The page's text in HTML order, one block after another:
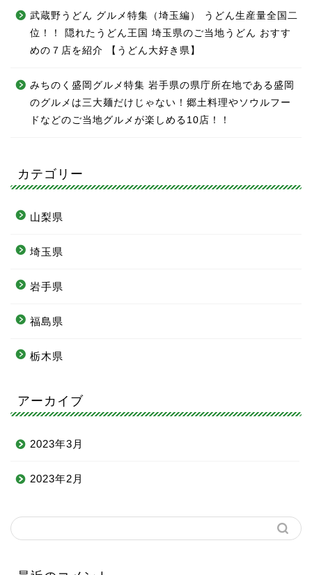
武蔵野うどん グルメ特集（埼玉編） うどん生産量全国二
位！！ 隠れたうどん王国 埼玉県のご当地うどん おすす
めの７店を紹介 【うどん大好き県】
みちのく盛岡グルメ特集 岩手県の県庁所在地である盛岡
のグルメは三大麺だけじゃない！郷土料理やソウルフー
ドなどのご当地グルメが楽しめる10店！！
カテゴリー
山梨県
埼玉県
岩手県
福島県
栃木県
アーカイブ
2023年3月
2023年2月